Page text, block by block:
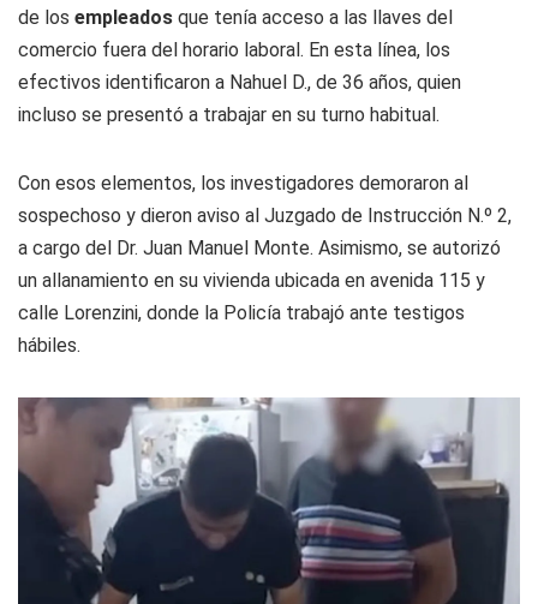
de los empleados que tenía acceso a las llaves del
comercio fuera del horario laboral. En esta línea, los
efectivos identificaron a Nahuel D., de 36 años, quien
incluso se presentó a trabajar en su turno habitual.
Con esos elementos, los investigadores demoraron al
sospechoso y dieron aviso al Juzgado de Instrucción N.º 2,
a cargo del Dr. Juan Manuel Monte. Asimismo, se autorizó
un allanamiento en su vivienda ubicada en avenida 115 y
calle Lorenzini, donde la Policía trabajó ante testigos
hábiles.